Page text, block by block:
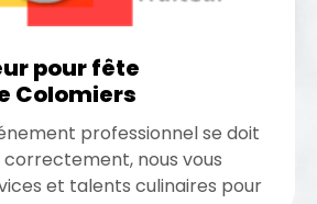
pour fête
Colomiers
professionnel se doit
correctement, nous vous
et talents culinaires pour